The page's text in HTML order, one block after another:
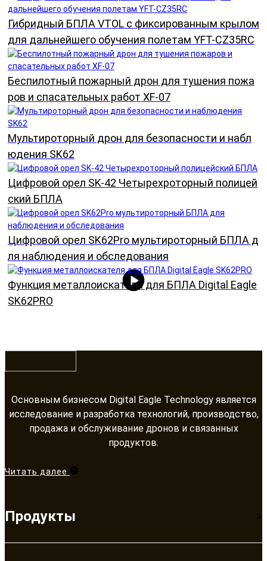
Гибридный БПЛА VTOL с фиксированным крылом
для дальнейшего обучения полетам YFT-CZ35RC
Беспилотный пожарный дрон для тушения пожа
ров и спасательных работ XF-07
Мультироторный дрон для безопасности и набл
юдения SK62
Цифровой орел SK-42 Четырехроторный полицей
ский БПЛА
Цифровой орел SK62Pro мультироторный БПЛА д
ля наблюдения и обследования
Функция металлоискателя для БПЛА Digital Eagle
SK62PRO
Основным бизнесом Digital Eagle Technology является
исследование и разработка технологий, производство,
продажа и обслуживание дронов и связанных
продуктов.​​​​​​​
Читать далее
Продукты